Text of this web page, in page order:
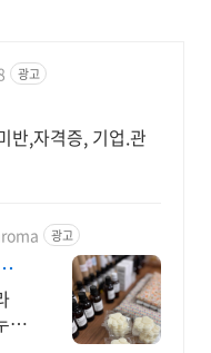
광고
반,자격증, 기업.관
광고
,